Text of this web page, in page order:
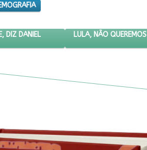
É ALIENANTE, DIZ DANIEL MUNDURUKU
DIZ DANIEL
PRÓXIMO ARTIGO:
LULA, NÃO